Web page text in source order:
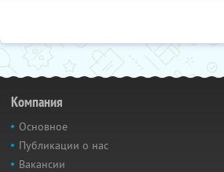
Компания
Основное
Публикации о нас
Вакансии